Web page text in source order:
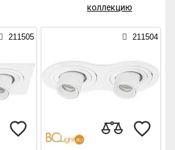
коллекцию
211505 211504